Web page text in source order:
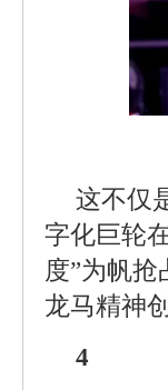
这不仅
字化巨轮
度”为帆
龙马精神
4